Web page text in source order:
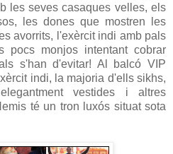
les seves casaques velles, els
les dones que mostren les
avorrits, l'exèrcit indi amb pals
pocs monjos intentant cobrar
s'han d'evitar! Al balcó VIP
indi, la majoria d'ells sikhs,
vestides i altres
té un tron ​​luxós situat sota